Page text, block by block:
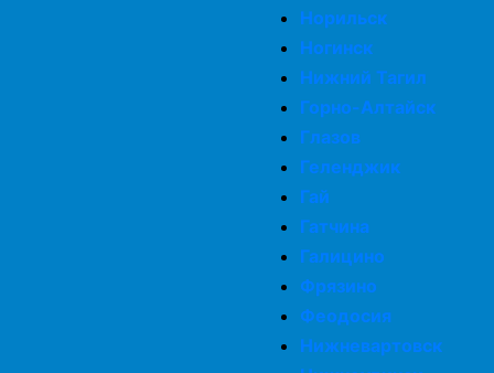
Норильск
Ногинск
Нижний Тагил
Горно-Алтайск
Глазов
Геленджик
Гай
Гатчина
Галицино
Фрязино
Феодосия
Нижневартовск